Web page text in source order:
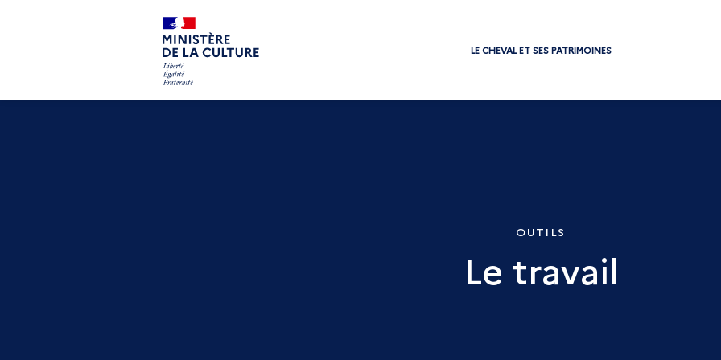
LE CHEVAL ET SES PATRIMOINES
OUTILS
Le travail